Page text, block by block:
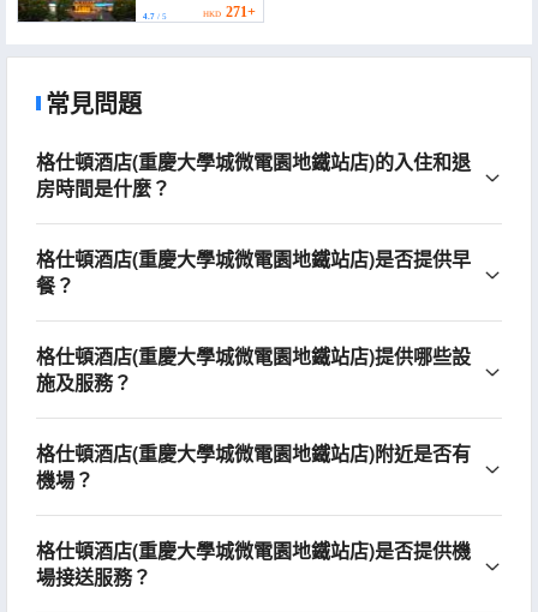
Tourism City Branch))
4.7 / 5 HKD 271+
常見問題
格仕頓酒店(重慶大學城微電園地鐵站店)的入住和退
房時間是什麼？
格仕頓酒店(重慶大學城微電園地鐵站店)是否提供早
餐？
格仕頓酒店(重慶大學城微電園地鐵站店)提供哪些設
施及服務？
格仕頓酒店(重慶大學城微電園地鐵站店)附近是否有
機場？
格仕頓酒店(重慶大學城微電園地鐵站店)是否提供機
場接送服務？